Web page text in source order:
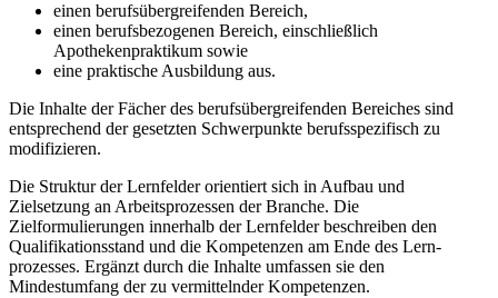
einen berufsübergreifenden Bereich,
einen berufsbezogenen Bereich, einschließlich
Apothekenpraktikum sowie
eine praktische Ausbildung aus.
Die Inhalte der Fächer des berufsübergreifenden Bereiches sind
entsprechend der gesetzten Schwerpunkte berufsspezifisch zu
modifizieren.
Die Struktur der Lernfelder orientiert sich in Aufbau und
Zielsetzung an Arbeitsprozessen der Branche. Die
Zielformulierungen innerhalb der Lernfelder beschreiben den
Qualifikationsstand und die Kompetenzen am Ende des Lern­
prozesses. Ergänzt durch die Inhalte umfassen sie den
Mindestumfang der zu vermittelnder Kompetenzen.